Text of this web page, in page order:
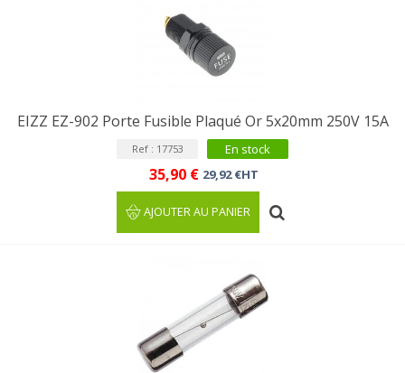
EIZZ EZ-902 Porte Fusible Plaqué Or 5x20mm 250V 15A
Ref : 17753 En stock
35,90 € 29,92 €HT
AJOUTER AU PANIER